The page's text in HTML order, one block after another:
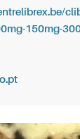
150mg-